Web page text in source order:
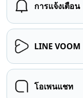
การแจ้งเตือน
LINE VOOM
โอเพนแชท